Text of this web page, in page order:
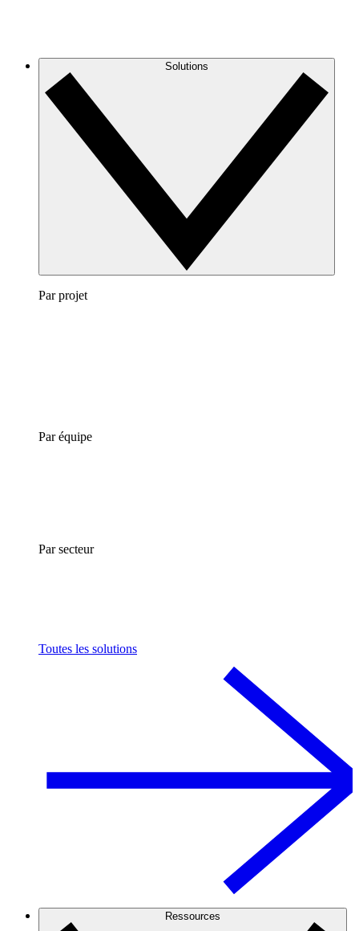
Solutions
Par projet
Par équipe
Par secteur
Toutes les solutions
Ressources